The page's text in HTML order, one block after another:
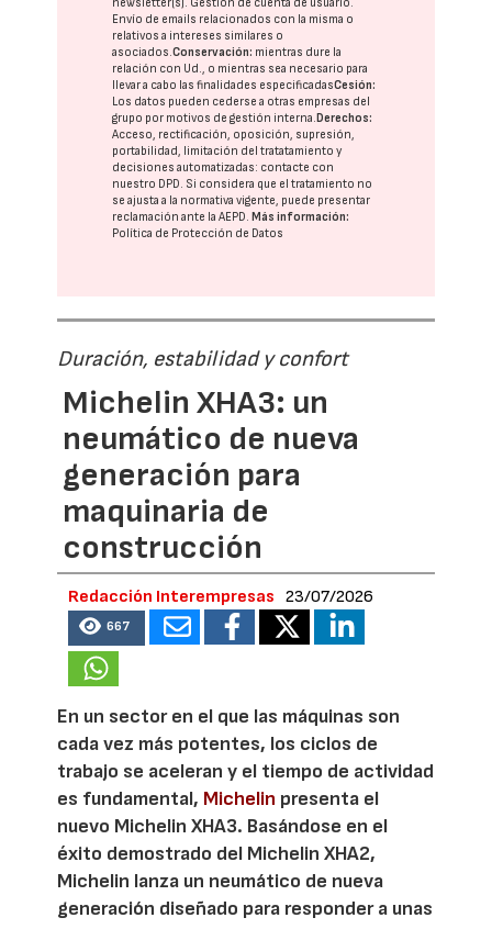
Envío de emails relacionados con la misma o
relativos a intereses similares o
asociados.Conservación: mientras dure la
relación con Ud., o mientras sea necesario para
llevar a cabo las finalidades especificadasCesión:
Los datos pueden cederse a otras empresas del
grupo por motivos de gestión interna.Derechos:
Acceso, rectificación, oposición, supresión,
portabilidad, limitación del tratatamiento y
decisiones automatizadas: contacte con
nuestro DPD. Si considera que el tratamiento no
se ajusta a la normativa vigente, puede presentar
reclamación ante laAEPD.Más información:
Política de Protección de Datos
Duración, estabilidad y confort
Michelin XHA3: un
neumático de nueva
generación para
maquinaria de
construcción
Redacción Interempresas 23/07/2026
667
En un sector en el que las máquinas son
cada vez más potentes, los ciclos de
trabajo se aceleran y el tiempo de actividad
es fundamental, Michelin presenta el
nuevo Michelin XHA3. Basándose en el
éxito demostrado del Michelin XHA2,
Michelin lanza un neumático de nueva
generación diseñado para responder a unas